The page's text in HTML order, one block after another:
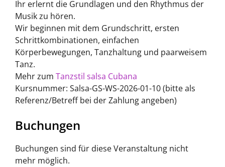
Ihr erlernt die Grundlagen und den Rhythmus der
Musik zu hören.
Wir beginnen mit dem Grundschritt, ersten
Schrittkombinationen, einfachen
Körperbewegungen, Tanzhaltung und paarweisem
Tanz.
Mehr zum Tanzstil salsa Cubana
Kursnummer: Salsa-GS-WS-2026-01-10 (bitte als
Referenz/Betreff bei der Zahlung angeben)
Buchungen
Buchungen sind für diese Veranstaltung nicht
mehr möglich.